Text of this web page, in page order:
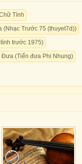
Tình
(Nhạc Trước 75 (thuyet7d))
trước 1975)
Đưa (Tiển đưa Phi Nhung)